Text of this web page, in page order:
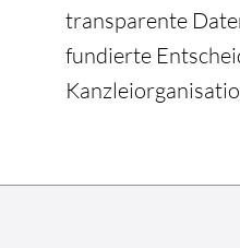
transparente
fundierte